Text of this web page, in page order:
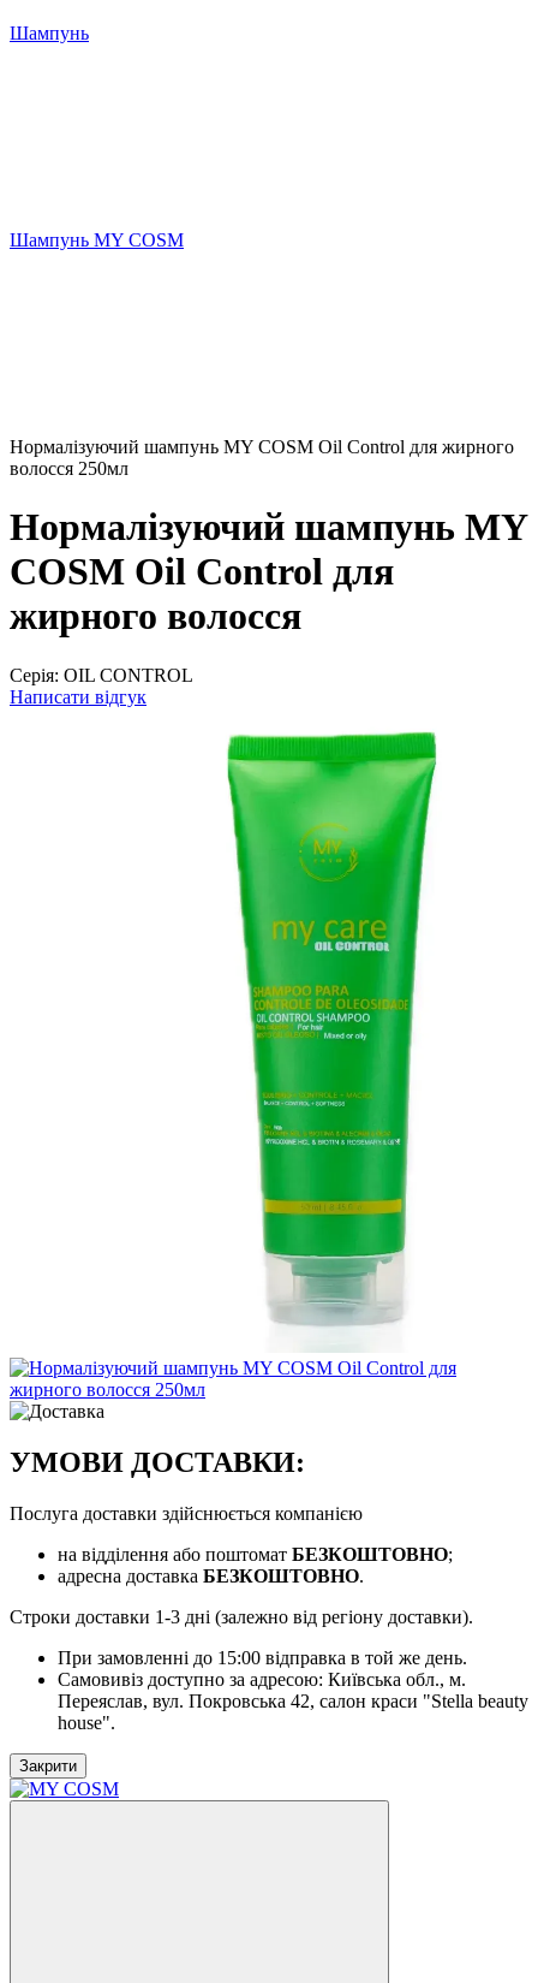
Шампунь
Шампунь MY COSM
Нормалізуючий шампунь MY COSM Oil Control для жирного
волосся 250мл
Нормалізуючий шампунь MY
COSM Oil Control для
жирного волосся
Серія: OIL CONTROL
Написати відгук
УМОВИ ДОСТАВКИ:
Послуга доставки здійснюється компанією
на відділення або поштомат БЕЗКОШТОВНО;
адресна доставка БЕЗКОШТОВНО.
Строки доставки 1-3 дні (залежно від регіону доставки).
При замовленні до 15:00 відправка в той же день.
Самовивіз доступно за адресою: Київська обл., м.
Переяслав, вул. Покровська 42, салон краси "Stella beauty
house".
Закрити